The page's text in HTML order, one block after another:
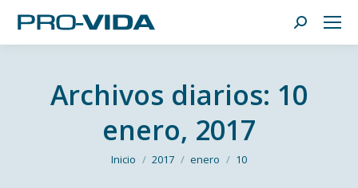
Buscar:
Archivos diarios: 10
enero, 2017
Estás aquí:
Inicio 2017 enero 10